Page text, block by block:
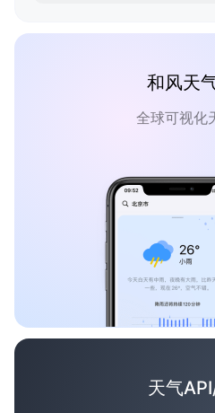
和风天
全球可视化
天气